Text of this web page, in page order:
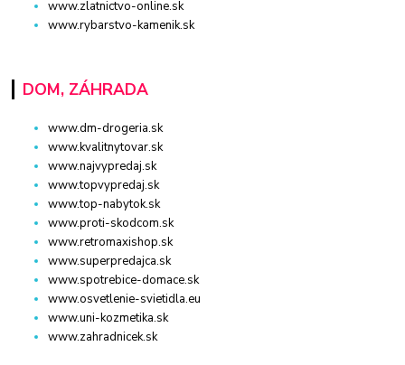
www.zlatnictvo-online.sk
www.rybarstvo-kamenik.sk
DOM, ZÁHRADA
www.dm-drogeria.sk
www.kvalitnytovar.sk
www.najvypredaj.sk
www.topvypredaj.sk
www.top-nabytok.sk
www.proti-skodcom.sk
www.retromaxishop.sk
www.superpredajca.sk
www.spotrebice-domace.sk
www.osvetlenie-svietidla.eu
www.uni-kozmetika.sk
www.zahradnicek.sk